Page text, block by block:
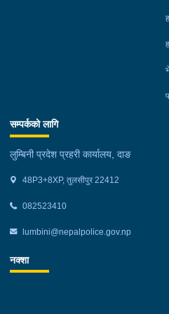
प्रहरीले आवश्यक अनुसन्धान गरिरहेको
सम्पर्कको लागि
लुम्बिनी प्रदेश प्रहरी कार्यालय, दाङ
48P3+8XP, तुलसीपुर 22412
082523410
lumbini@nepalpolice.gov.np
नक्शा